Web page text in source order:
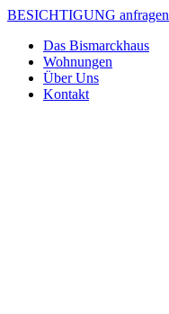
BESICHTIGUNG anfragen
Das Bismarckhaus
Wohnungen
Über Uns
Kontakt